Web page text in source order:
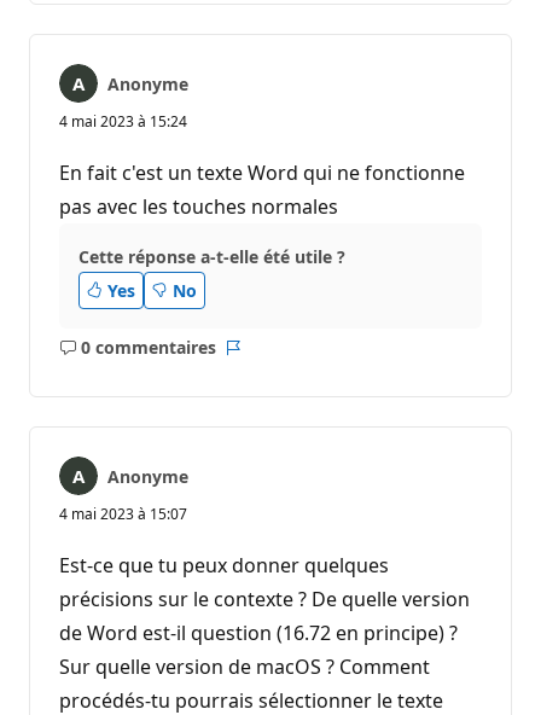
Anonyme
4 mai 2023 à 15:24
En fait c'est un texte Word qui ne fonctionne
pas avec les touches normales
Cette réponse a-t-elle été utile ?
Yes
No
0 commentaires
Aucun
Anonyme
4 mai 2023 à 15:07
Est-ce que tu peux donner quelques
précisions sur le contexte ? De quelle version
de Word est-il question (16.72 en principe) ?
Sur quelle version de macOS ? Comment
procédés-tu pourrais sélectionner le texte